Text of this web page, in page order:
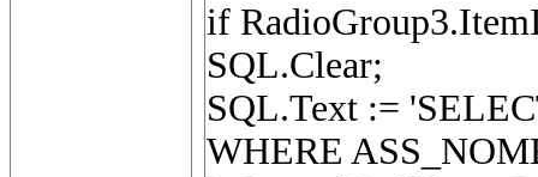
if
SQL.Clear;
SQL.Text :=
WHERE